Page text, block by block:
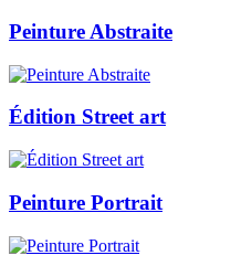
Peinture Abstraite
Édition Street art
Peinture Portrait